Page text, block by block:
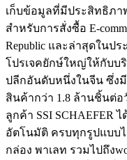
เก็บข้อมูลที่มีประสิทธิภา
สำหรับการสั่งซื้อ E-
Republic และล่าสุดในปร
โปรเจคยักษ์ใหญ่ให้กับบริ
ปลีกอันดับหนึ่งในจีน ซึ่ง
สินค้ากว่า 1.8 ล้านชิ้นต่
ลูกค้า SSI SCHAEFER
อัตโนมัติ ครบทุกรูปแบบ
กล่อง พาเลท รวมไปถึง